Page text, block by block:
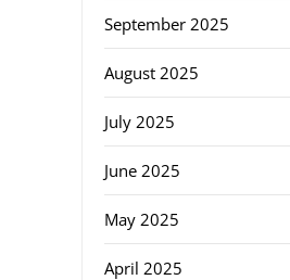
September 2025
August 2025
July 2025
June 2025
May 2025
April 2025